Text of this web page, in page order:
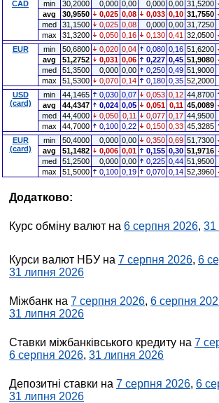
CAD
min 30,2000 0,000 0,00 0,000 0,00 31,5200
avg
30,9550 0,025 0,08 0,033 0,10 31,7550
med
31,1500 0,025 0,08 0,000 0,00 31,7250
max
31,3200 0,050 0,16 0,130 0,41 32,0500
EUR
min 50,6800 0,020 0,04 0,080 0,16 51,6200
avg
51,2752 0,031 0,06 0,227 0,45 51,9080
med
51,3500 0,000 0,00 0,250 0,49 51,9000
max
51,5300 0,070 0,14 0,180 0,35 52,2000
USD
(card)
min 44,1465 0,030 0,07 0,053 0,12 44,8700
avg
44,4347 0,024 0,05 0,051 0,11 45,0089
med
44,4000 0,050 0,11 0,077 0,17 44,9500
max
44,7000 0,100 0,22 0,150 0,33 45,3285
EUR
(card)
min 50,4000 0,000 0,00 0,350 0,69 51,7300
avg
51,1482 0,006 0,01 0,155 0,30 51,9716
med
51,2500 0,000 0,00 0,225 0,44 51,9500
max
51,5000 0,100 0,19 0,070 0,14 52,3960
Додатково:
Курс обміну валют на 6 серпня 2026, 31
Курси валют НБУ на 7 серпня 2026, 6
31 липня 2026
Міжбанк на 7 серпня 2026, 6 серпня
31 липня 2026
Ставки міжбанківського кредиту на 7
6 серпня 2026, 31 липня 2026
Депозитні ставки на 7 серпня 2026, 6
31 липня 2026